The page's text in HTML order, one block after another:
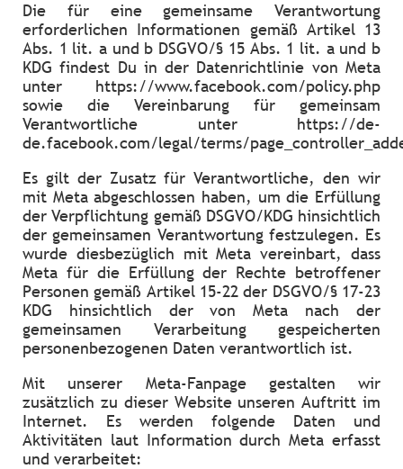
Die für eine gemeinsame Verantwortung
erforderlichen Informationen gemäß Artikel 13
Abs. 1 lit. a und b DSGVO/§ 15 Abs. 1 lit. a und b
KDG findest Du in der Datenrichtlinie von Meta
unter https://www.facebook.com/policy.php
sowie die Vereinbarung für gemeinsam
Verantwortliche unter https://de-
de.facebook.com/legal/terms/
Es gilt der Zusatz für Verantwortliche, den wir
mit Meta abgeschlossen haben, um die Erfüllung
der Verpflichtung gemäß DSGVO/KDG hinsichtlich
der gemeinsamen Verantwortung festzulegen. Es
wurde diesbezüglich mit Meta vereinbart, dass
Meta für die Erfüllung der Rechte betroffener
Personen gemäß Artikel 15-22 der DSGVO/§ 17-23
KDG hinsichtlich der von Meta nach der
gemeinsamen Verarbeitung gespeicherten
personenbezogenen Daten verantwortlich ist.
Mit unserer Meta-Fanpage gestalten wir
zusätzlich zu dieser Website unseren Auftritt im
Internet. Es werden folgende Daten und
Aktivitäten laut Information durch Meta erfasst
und verarbeitet: